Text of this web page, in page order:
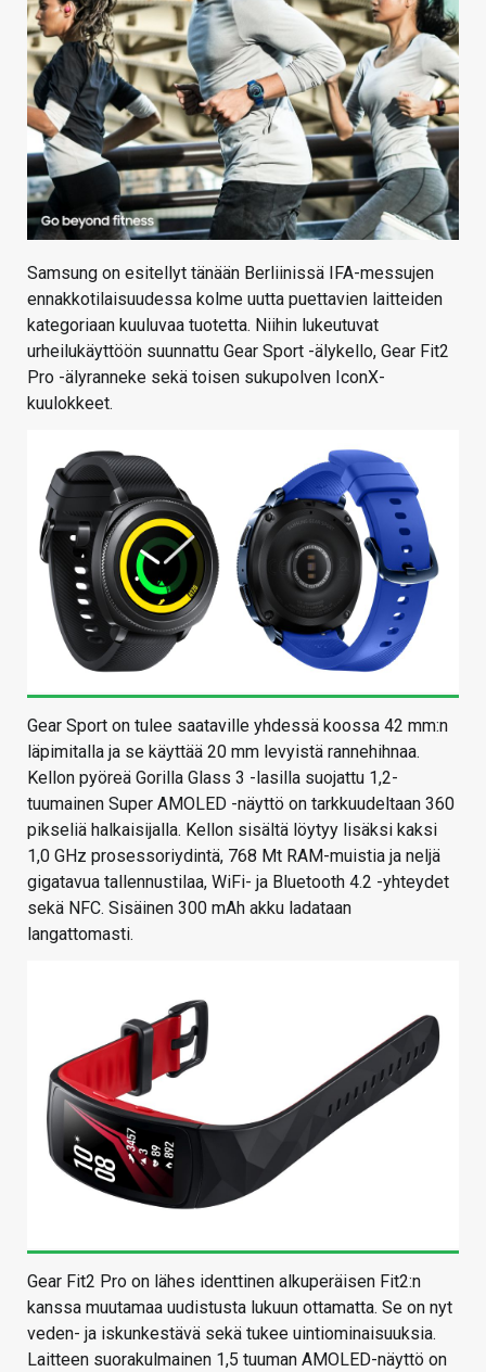
HAKU
Samsung on esitellyt tänään Berliinissä IFA-messujen
ennakkotilaisuudessa kolme uutta puettavien laitteiden
kategoriaan kuuluvaa tuotetta. Niihin lukeutuvat
urheilukäyttöön suunnattu Gear Sport -älykello, Gear Fit2
Pro -älyranneke sekä toisen sukupolven IconX-
kuulokkeet.
Gear Sport on tulee saataville yhdessä koossa 42 mm:n
läpimitalla ja se käyttää 20 mm levyistä rannehihnaa.
Kellon pyöreä Gorilla Glass 3 -lasilla suojattu 1,2-
tuumainen Super AMOLED -näyttö on tarkkuudeltaan 360
pikseliä halkaisijalla. Kellon sisältä löytyy lisäksi kaksi
1,0 GHz prosessoriydintä, 768 Mt RAM-muistia ja neljä
gigatavua tallennustilaa, WiFi- ja Bluetooth 4.2 -yhteydet
sekä NFC. Sisäinen 300 mAh akku ladataan
langattomasti.
Gear Fit2 Pro on lähes identtinen alkuperäisen Fit2:n
kanssa muutamaa uudistusta lukuun ottamatta. Se on nyt
veden- ja iskunkestävä sekä tukee uintiominaisuuksia.
Laitteen suorakulmainen 1,5 tuuman AMOLED-näyttö on